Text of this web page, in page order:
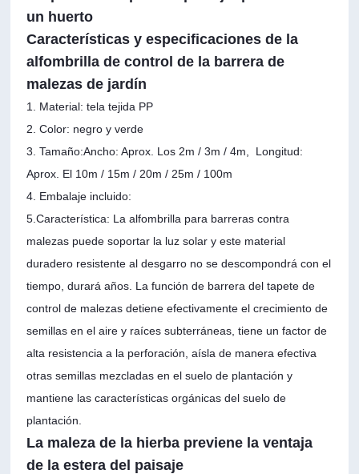
un huerto
Características y especificaciones de la
alfombrilla de control de la barrera de
malezas de jardín
1. Material: tela tejida PP
2. Color: negro y verde
3. Tamaño:Ancho: Aprox. Los 2m / 3m / 4m, Longitud:
Aprox. El 10m / 15m / 20m / 25m / 100m
4. Embalaje incluido:
5.Característica: La alfombrilla para barreras contra
malezas puede soportar la luz solar y este material
duradero resistente al desgarro no se descompondrá con el
tiempo, durará años. La función de barrera del tapete de
control de malezas detiene efectivamente el crecimiento de
semillas en el aire y raíces subterráneas, tiene un factor de
alta resistencia a la perforación, aísla de manera efectiva
otras semillas mezcladas en el suelo de plantación y
mantiene las características orgánicas del suelo de
plantación.
La maleza de la hierba previene la ventaja
de la estera del paisaje